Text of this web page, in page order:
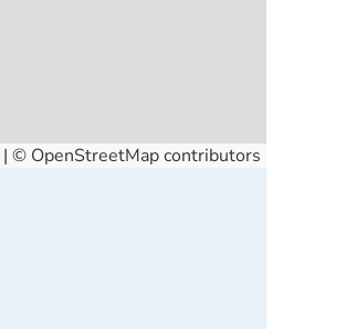
| © OpenStreetMapcontributors